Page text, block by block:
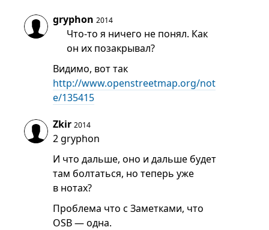
gryphon 2014
Что-то я ничего не понял. Как
он их позакрывал?
Видимо, вот так
http://www.openstreetmap.org/not
e/135415
Zkir 2014
2 gryphon
И что дальше, оно и дальше будет
там болтаться, но теперь уже
в нотах?
Проблема что с Заметками, что
ОSB — одна.